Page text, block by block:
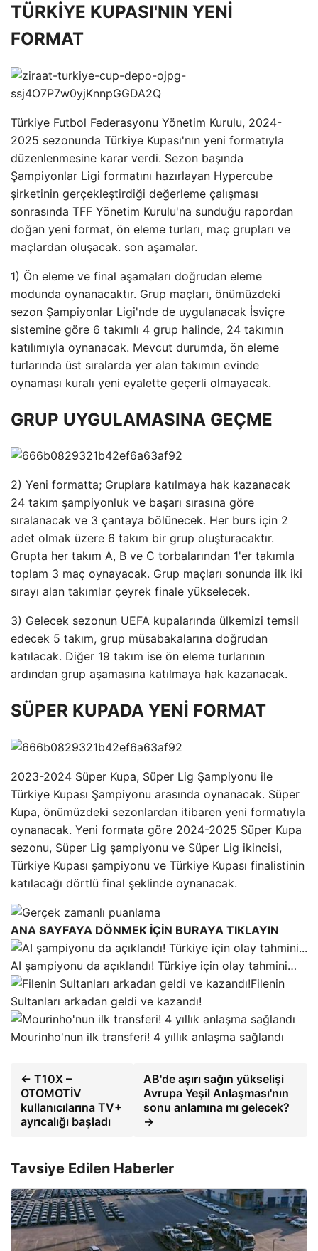
TÜRKİYE KUPASI'NIN YENİ
FORMAT
Türkiye Futbol Federasyonu Yönetim Kurulu, 2024-
2025 sezonunda Türkiye Kupası'nın yeni formatıyla
düzenlenmesine karar verdi. Sezon başında
Şampiyonlar Ligi formatını hazırlayan Hypercube
şirketinin gerçekleştirdiği değerleme çalışması
sonrasında TFF Yönetim Kurulu'na sunduğu rapordan
doğan yeni format, ön eleme turları, maç grupları ve
maçlardan oluşacak. son aşamalar.
1) Ön eleme ve final aşamaları doğrudan eleme
modunda oynanacaktır. Grup maçları, önümüzdeki
sezon Şampiyonlar Ligi'nde de uygulanacak İsviçre
sistemine göre 6 takımlı 4 grup halinde, 24 takımın
katılımıyla oynanacak. Mevcut durumda, ön eleme
turlarında üst sıralarda yer alan takımın evinde
oynaması kuralı yeni eyalette geçerli olmayacak.
GRUP UYGULAMASINA GEÇME
2) Yeni formatta; Gruplara katılmaya hak kazanacak
24 takım şampiyonluk ve başarı sırasına göre
sıralanacak ve 3 çantaya bölünecek. Her burs için 2
adet olmak üzere 6 takım bir grup oluşturacaktır.
Grupta her takım A, B ve C torbalarından 1'er takımla
toplam 3 maç oynayacak. Grup maçları sonunda ilk iki
sırayı alan takımlar çeyrek finale yükselecek.
3) Gelecek sezonun UEFA kupalarında ülkemizi temsil
edecek 5 takım, grup müsabakalarına doğrudan
katılacak. Diğer 19 takım ise ön eleme turlarının
ardından grup aşamasına katılmaya hak kazanacak.
SÜPER KUPADA YENİ FORMAT
2023-2024 Süper Kupa, Süper Lig Şampiyonu ile
Türkiye Kupası Şampiyonu arasında oynanacak. Süper
Kupa, önümüzdeki sezonlardan itibaren yeni formatıyla
oynanacak. Yeni formata göre 2024-2025 Süper Kupa
sezonu, Süper Lig şampiyonu ve Süper Lig ikincisi,
Türkiye Kupası şampiyonu ve Türkiye Kupası finalistinin
katılacağı dörtlü final şeklinde oynanacak.
ANA SAYFAYA DÖNMEK İÇİN BURAYA TIKLAYIN
AI şampiyonu da açıklandı! Türkiye için olay tahmini…
Filenin
Sultanları arkadan geldi ve kazandı!
Mourinho'nun ilk transferi! 4 yıllık anlaşma sağlandı
← T10X –
OTOMOTİV
kullanıcılarına TV+
ayrıcalığı başladı
AB'de aşırı sağın yükselişi
Avrupa Yeşil Anlaşması'nın
sonu anlamına mı gelecek?
→
Tavsiye Edilen Haberler